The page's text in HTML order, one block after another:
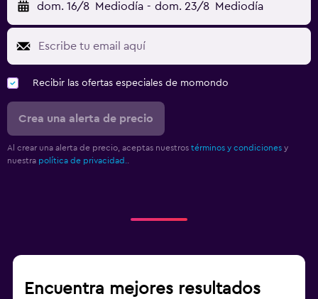
dom. 16/8 Mediodía - dom. 23/8 Mediodía
Recibir las ofertas especiales de momondo
Crea una alerta de precio
Al crear una alerta de precio, aceptas nuestros términos y condiciones y
nuestra política de privacidad..
Encuentra mejores resultados